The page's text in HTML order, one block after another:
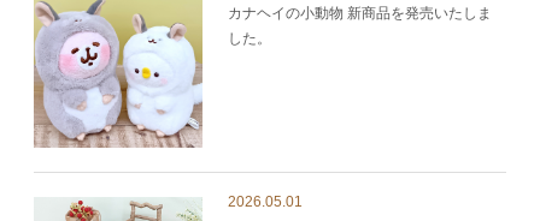
カナヘイの小動物 新商品を発売いたしま
した。
2026.05.01